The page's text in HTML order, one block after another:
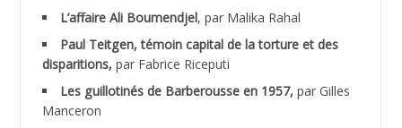
ADALMI
ADANE Ramdane *
L’affaire Ali Boumendjel, par Malika Rahal
Paul Teitgen, témoin capital de la torture et des
disparitions, par Fabrice Riceputi
Les guillotinés de Barberousse en 1957, par Gilles
Manceron